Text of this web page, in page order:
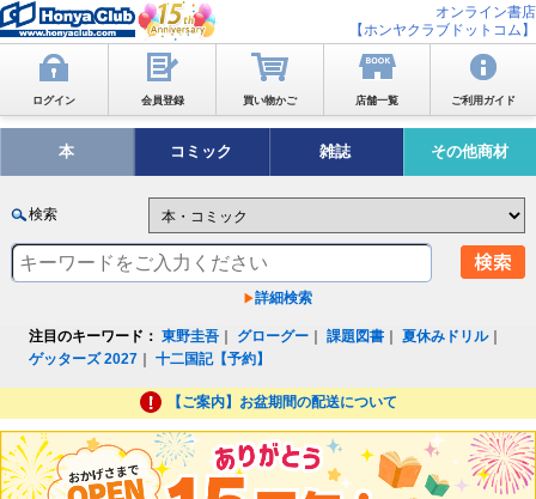
オンライン書店
【ホンヤクラブドットコム】
ログイン 会員登録 買い物かご 店舗一覧 ご利用ガイド
本 コミック 雑誌 その他商材
検索
詳細検索
注目のキーワード： 東野圭吾 グローグー ｜課題図書 ｜夏休みドリル｜
ゲッターズ 2027 ｜十二国記【予約】
【ご案内】お盆期間の配送について